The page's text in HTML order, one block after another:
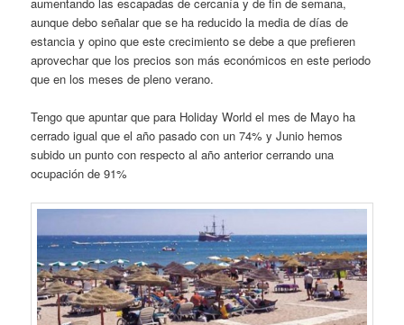
aunque debo señalar que se ha reducido la media de días de
estancia y opino que este crecimiento se debe a que prefieren
aprovechar que los precios son más económicos en este periodo
que en los meses de pleno verano.
Tengo que apuntar que para Holiday World el mes de Mayo ha
cerrado igual que el año pasado con un 74% y Junio hemos
subido un punto con respecto al año anterior cerrando una
ocupación de 91%